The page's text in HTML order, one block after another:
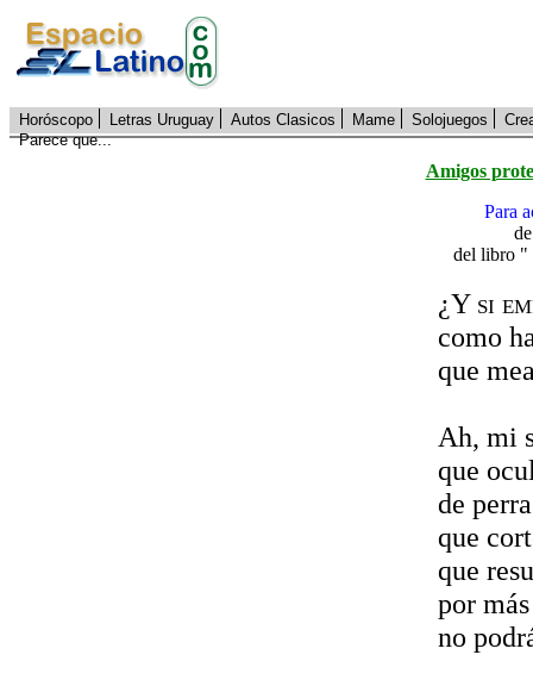
Horóscopo Letras Uruguay Autos Clasicos Mame Solojuegos
Parece que...
Amigos
Para
del libro "
¿Y si
como
que
Ah, mi
que
de
que
que
por
no